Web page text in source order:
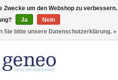
Zwecke um den Webshop zu verbessern.
Ja
Nein
Sie bitte unsere Datenschutzerklärung. »